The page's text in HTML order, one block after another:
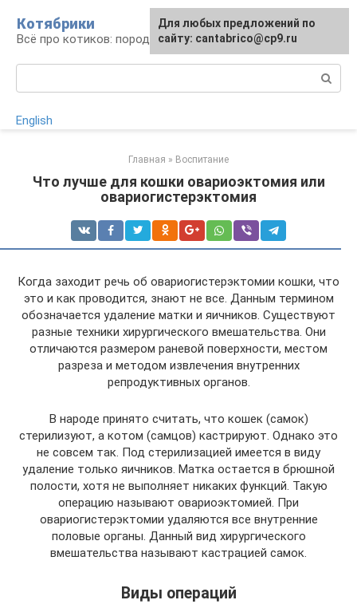
контенту
Котябрики
Всё про котиков: породы, содержание, уход
English
Главная » Воспитание
Что лучше для кошки овариоэктомия или
овариогистерэктомия
Когда заходит речь об овариогистерэктомии кошки, что
это и как проводится, знают не все. Данным термином
обозначается удаление матки и яичников. Существуют
разные техники хирургического вмешательства. Они
отличаются размером раневой поверхности, местом
разреза и методом извлечения внутренних
репродуктивных органов.
В народе принято считать, что кошек (самок)
стерилизуют, а котом (самцов) кастрируют. Однако это
не совсем так. Под стерилизацией имеется в виду
удаление только яичников. Матка остается в брюшной
полости, хотя не выполняет никаких функций. Такую
операцию называют овариоэктомией. При
овариогистерэктомии удаляются все внутренние
половые органы. Данный вид хирургического
вмешательства называют кастрацией самок.
Виды операций
Для любых предложений по
сайту: cantabrico@cp9.ru